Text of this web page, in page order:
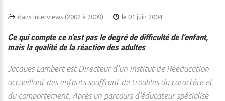
dans interviews (2002 à 2009) le 01 juin 2004
Ce qui compte ce n’est pas le degré de difficulté de l’enfant,
mais la qualité de la réaction des adultes
Jacques Lambert est Directeur d’un Institut de Rééducation
accueillant des enfants souffrant de troubles du caractère et
du comportement. Après un parcours d’éducateur spécialisé